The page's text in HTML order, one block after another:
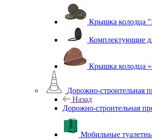
Крышка колодца
Комплектующие
Крышка колодца
Дорожно-строительная
Назад
Дорожно-строительная
Мобильные